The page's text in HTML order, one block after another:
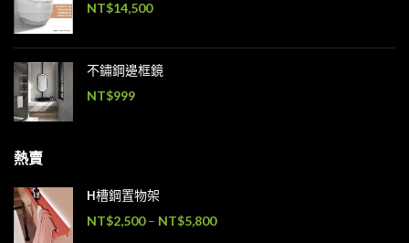
NT$14,500
不鏽鋼邊框鏡
NT$999
熱賣
H槽鋼置物架
NT$2,500 – NT$5,800